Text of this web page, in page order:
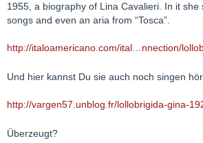
1955, a biography of Lina Cavalieri. In it she
songs and even an aria from “Tosca”.
http://italoamericano.com/ital…nnection/
Und hier kannst Du sie auch noch singen
http://vargen57.unblog.fr/lollobrigida-gina-
Überzeugt?